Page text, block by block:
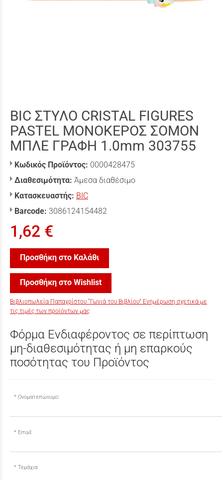
BIC ΣΤΥΛΟ CRISTAL FIGURES
PASTEL ΜΟΝΟΚΕΡΟΣ ΣΟΜΟΝ
ΜΠΛΕ ΓΡΑΦΗ 1.0mm 303755
Κωδικός Προϊόντος: 0000428475
Διαθεσιμότητα: Άμεσα διαθέσιμο
Κατασκευαστής: BIC
Barcode: 3086124154482
1,62 €
Προσθήκη στο Καλάθι
Προσθήκη στο Wishlist
Βιβλιοπωλεία Παπαχρίστου “Γωνιά του Βιβλίου” Ενημέρωση σχετικά με
τις τιμές των προϊόντων μας
Φόρμα Ενδιαφέροντος σε περίπτωση
μη-διαθεσιμότητας ή μη επαρκούς
ποσότητας του Προϊόντος
Ονοματεπώνυμο:
Email:
Τεμάχια: